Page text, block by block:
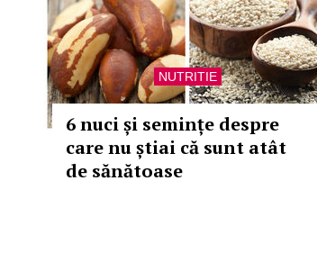
NUTRITIE
6 nuci și semințe despre
care nu știai că sunt atât
de sănătoase